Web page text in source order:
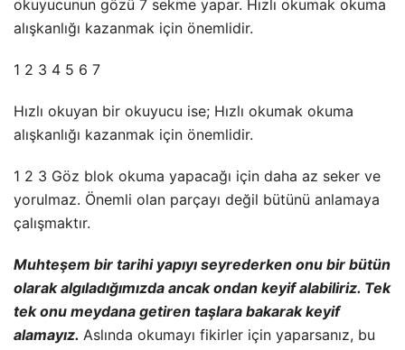
okuyucunun gözü 7 sekme yapar. Hızlı okumak okuma
alışkanlığı kazanmak için önemlidir.
1 2 3 4 5 6 7
Hızlı okuyan bir okuyucu ise; Hızlı okumak okuma
alışkanlığı kazanmak için önemlidir.
1 2 3 Göz blok okuma yapacağı için daha az seker ve
yorulmaz. Önemli olan parçayı değil bütünü anlamaya
çalışmaktır.
Muhteşem bir tarihi yapıyı seyrederken onu bir bütün
olarak algıladığımızda ancak ondan keyif alabiliriz. Tek
tek onu meydana getiren taşlara bakarak keyif
alamayız. Aslında okumayı fikirler için yaparsanız, bu